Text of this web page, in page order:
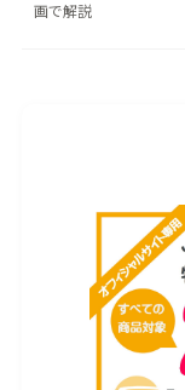
画で解説